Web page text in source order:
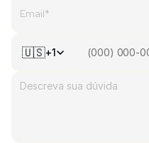
Empresa
Corretores de Introdução
🇺🇸+1